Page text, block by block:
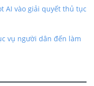
AI vào giải quyết thủ tục
vụ người dân đến làm